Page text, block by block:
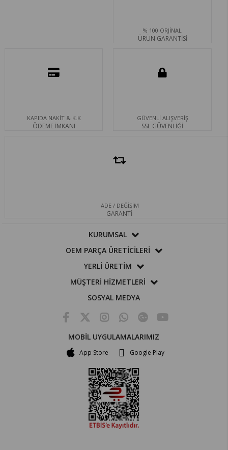
% 100 ORJİNAL
ÜRÜN GARANTİSİ
KAPIDA NAKİT & K.K
ÖDEME İMKANI
GÜVENLİ ALIŞVERİŞ
SSL GÜVENLİĞİ
İADE / DEĞİŞİM
GARANTİ
KURUMSAL
OEM PARÇA ÜRETİCİLERİ
YERLİ ÜRETİM
MÜŞTERİ HİZMETLERİ
SOSYAL MEDYA
MOBİL UYGULAMALARIMIZ
App Store Google Play